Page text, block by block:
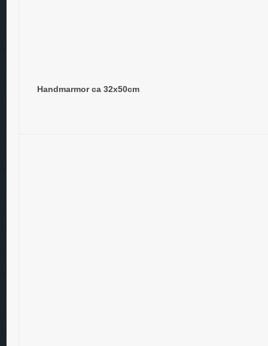
Handmarmor ca 32x50cm